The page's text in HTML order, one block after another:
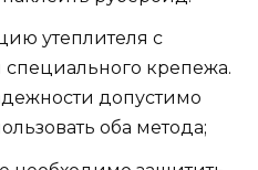
утеплителя с
крепежа.
допустимо
оба метода;